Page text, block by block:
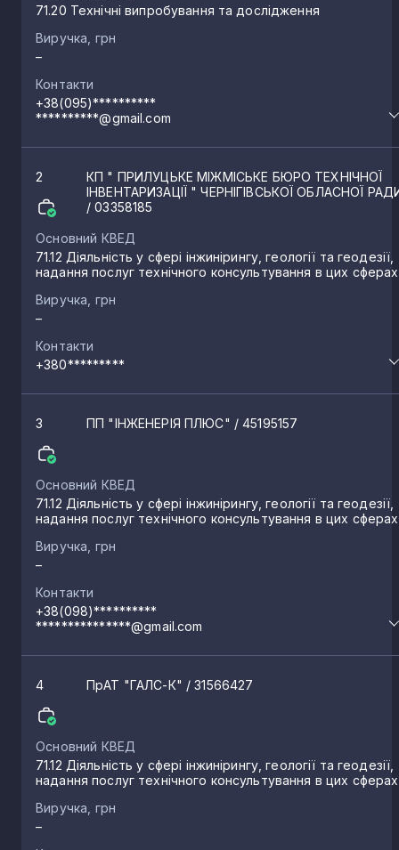
Варва
Остер
Ріпки 4
Бобровиця
Гончарівське 3
Старий Білоус
Вертіївка 2
Семенівка
Дубовий Гай
Вознесенське
Куликівка 2
71.20 Технічні випробування та дослідження
Виручка, грн
–
Контакти
+38(095)**********
**********@gmail.com
2
КП " ПРИЛУЦЬКЕ МІЖМІСЬКЕ БЮРО ТЕХНІЧНОЇ
ІНВЕНТАРИЗАЦІЇ " ЧЕРНІГІВСЬКОЇ ОБЛАСНОЇ
/ 03358185
Основний КВЕД
71.12 Діяльність у сфері інжинірингу, геології та геодезії,
надання послуг технічного консультування в цих сферах
Виручка, грн
–
Контакти
+380*********
3 ПП "ІНЖЕНЕРІЯ ПЛЮС" / 45195157
Основний КВЕД
71.12 Діяльність у сфері інжинірингу, геології та геодезії,
надання послуг технічного консультування в цих сферах
Виручка, грн
–
Контакти
+38(098)**********
***************@gmail.com
4 ПрАТ "ГАЛС-К" / 31566427
Основний КВЕД
71.12 Діяльність у сфері інжинірингу, геології та геодезії,
надання послуг технічного консультування в цих сферах
Виручка, грн
–